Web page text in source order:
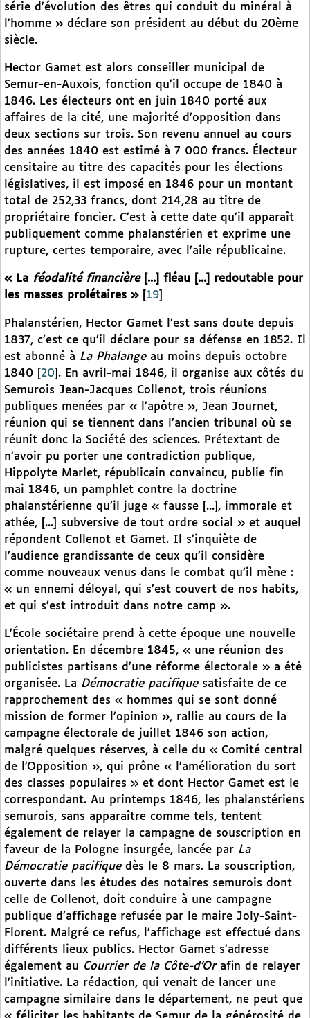
série d’évolution des êtres qui conduit du minéral à
l’homme » déclare son président au début du 20ème
siècle.
Hector Gamet est alors conseiller municipal de
Semur-en-Auxois, fonction qu’il occupe de 1840 à
1846. Les électeurs ont en juin 1840 porté aux
affaires de la cité, une majorité d’opposition dans
deux sections sur trois. Son revenu annuel au cours
des années 1840 est estimé à 7 000 francs. Électeur
censitaire au titre des capacités pour les élections
législatives, il est imposé en 1846 pour un montant
total de 252,33 francs, dont 214,28 au titre de
propriétaire foncier. C’est à cette date qu’il apparaît
publiquement comme phalanstérien et exprime une
rupture, certes temporaire, avec l’aile républicaine.
« La féodalité financière
[...] fléau [...] redoutable pour
les masses prolétaires »[ 19
Phalanstérien, Hector Gamet l’est sans doute depuis
1837, c’est ce qu’il déclare pour sa défense en 1852. Il
est abonné à La Phalangeau moins depuis octobre
1840
20 . En avril-mai 1846, il organise aux côtés du
Semurois Jean-Jacques Collenot, trois réunions
publiques menées par « l’apôtre », Jean Journet,
réunion qui se tiennent dans l’ancien tribunal où se
réunit donc la Société des sciences. Prétextant de
n’avoir pu porter une contradiction publique,
Hippolyte Marlet, républicain convaincu, publie fin
mai 1846, un pamphlet contre la doctrine
phalanstérienne qu’il juge « fausse [...], immorale et
athée, [...] subversive de tout ordre social » et auquel
répondent Collenot et Gamet. Il s’inquiète de
l’audience grandissante de ceux qu’il considère
comme nouveaux venus dans le combat qu’il mène :
« un ennemi déloyal, qui s’est couvert de nos habits,
et qui s’est introduit dans notre camp ».
L’École sociétaire prend à cette époque une nouvelle
orientation. En décembre 1845, « une réunion des
publicistes partisans d’une réforme électorale » a été
organisée. La Démocratie pacifiquesatisfaite de ce
rapprochement des « hommes qui se sont donné
mission de former l’opinion », rallie au cours de la
campagne électorale de juillet 1846 son action,
malgré quelques réserves, à celle du « Comité central
de l’Opposition », qui prône « l’amélioration du sort
des classes populaires » et dont Hector Gamet est le
correspondant. Au printemps 1846, les phalanstériens
semurois, sans apparaître comme tels, tentent
également de relayer la campagne de souscription en
faveur de la Pologne insurgée, lancée par La
Démocratie pacifiquedès le 8 mars. La souscription,
ouverte dans les études des notaires semurois dont
celle de Collenot, doit conduire à une campagne
publique d’affichage refusée par le maire Joly-Saint-
Florent. Malgré ce refus, l’affichage est effectué dans
différents lieux publics. Hector Gamet s’adresse
également au Courrier de la Côte-d’Orafin de relayer
l’initiative. La rédaction, qui venait de lancer une
campagne similaire dans le département, ne peut que